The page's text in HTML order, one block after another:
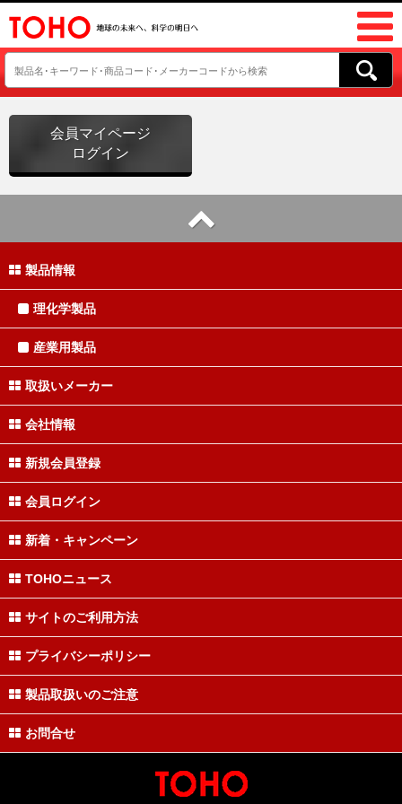
会員マイページ
ログイン
製品情報
理化学製品
産業用製品
取扱いメーカー
会社情報
新規会員登録
会員ログイン
新着・キャンペーン
TOHOニュース
サイトのご利用方法
プライバシーポリシー
製品取扱いのご注意
お問合せ